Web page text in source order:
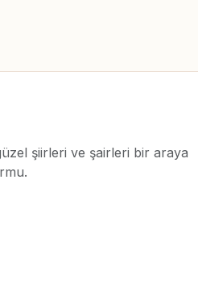
şiirleri ve şairleri bir araya